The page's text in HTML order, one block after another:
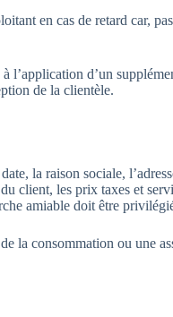
en cas de retard car,
l’application d’un
de la clientèle.
la raison sociale,
client, les prix taxes et
amiable doit être
la consommation ou une